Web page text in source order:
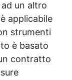
un altro
applicabile
strumenti
è basato
contratto